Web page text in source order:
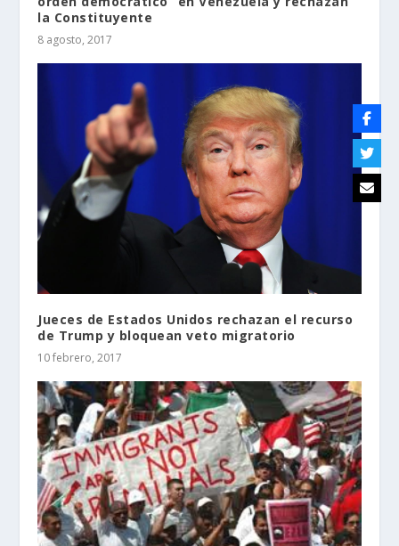
la Constituyente
8 agosto, 2017
Jueces de Estados Unidos rechazan el recurso
de Trump y bloquean veto migratorio
10 febrero, 2017